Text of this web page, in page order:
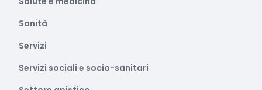
Sanità
Servizi
Servizi sociali e socio-sanitari